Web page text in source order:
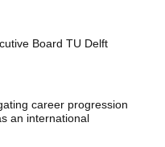
Board TU Delft
career progression
an international